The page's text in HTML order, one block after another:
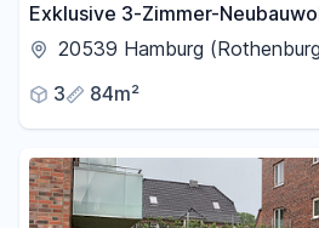
Exklusive 3-Zimmer-
EBK & Tiefgarage in Hamburg-
20539 Hamburg
3
84m²